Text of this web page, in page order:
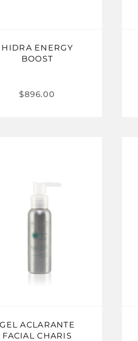
HIDRA ENERGY
BOOST
$896.00
GEL ACLARANTE
FACIAL CHARIS